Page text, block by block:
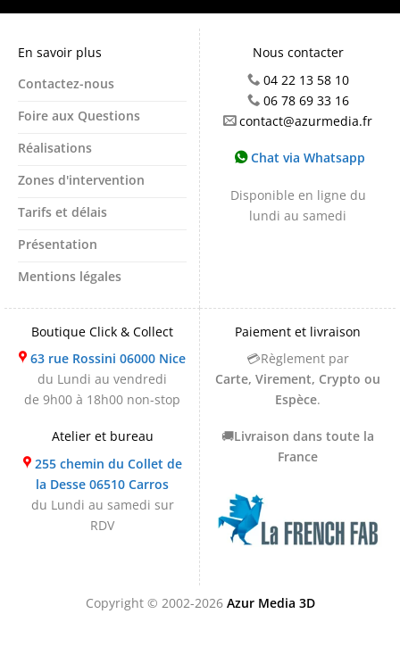
En savoir plus
Contactez-nous
Foire aux Questions
Réalisations
Zones d'intervention
Tarifs et délais
Présentation
Mentions légales
Nous contacter
04 22 13 58 10
06 78 69 33 16
contact@azurmedia.fr
Chat via Whatsapp
Disponible en ligne du
lundi au samedi
Boutique Click & Collect
63 rue Rossini 06000 Nice
du Lundi au vendredi
de 9h00 à 18h00 non-stop
Atelier et bureau
255 chemin du Collet de
la Desse 06510 Carros
du Lundi au samedi sur
RDV
Paiement et livraison
💳Règlement par
Carte, Virement, Crypto ou
Espèce.
🚚Livraison dans toute la
France
Copyright © 2002-2026 Azur Media 3D